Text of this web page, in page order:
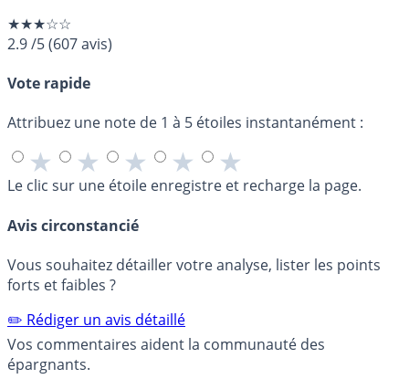
★★★☆☆
2.9/5(607avis)
Vote rapide
Attribuez une note de 1 à 5 étoiles instantanément :
★ ★ ★ ★ ★
Le clic sur une étoile enregistre et recharge la page.
Avis circonstancié
Vous souhaitez détailler votre analyse, lister les points
forts et faibles ?
✏️ Rédiger un avis détaillé
Vos commentaires aident la communauté des
épargnants.